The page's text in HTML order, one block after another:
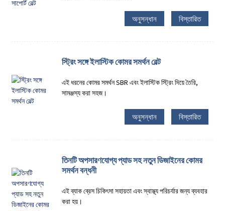
অনুসন্ধান বিস্তারিত
স্ট্রিং সঙ্গে ইলাস্টিক কোমর সমর্থন বেল্ট
এই ধরনের কোমর সমর্থন SBR এবং ইলাস্টিক স্ট্রিং দিয়ে তৈরি,
সামঞ্জস্য করা সহজ।
অনুসন্ধান বিস্তারিত
তিনটি অপসারণযোগ্য প্যাড সহ নতুন ডিজাইনের কোমর
সমর্থন বন্ধনী
এই ব্যাক ব্রেস চিকিৎসা সহায়তা এবং স্বাস্থ্য পরিচর্যার জন্য ব্যবহার
করা হয়।